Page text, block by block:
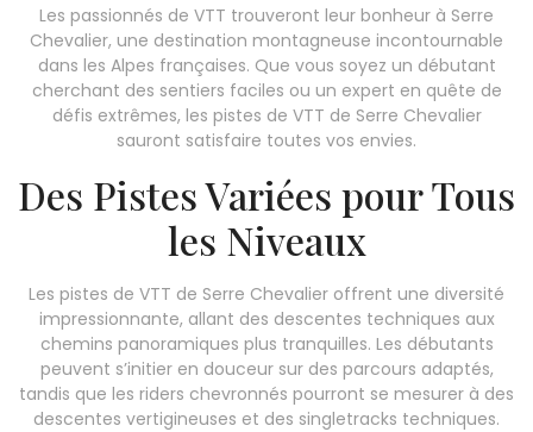
Les passionnés de VTT trouveront leur bonheur à Serre
Chevalier, une destination montagneuse incontournable
dans les Alpes françaises. Que vous soyez un débutant
cherchant des sentiers faciles ou un expert en quête de
défis extrêmes, les pistes de VTT de Serre Chevalier
sauront satisfaire toutes vos envies.
Des Pistes Variées pour Tous
les Niveaux
Les pistes de VTT de Serre Chevalier offrent une diversité
impressionnante, allant des descentes techniques aux
chemins panoramiques plus tranquilles. Les débutants
peuvent s’initier en douceur sur des parcours adaptés,
tandis que les riders chevronnés pourront se mesurer à des
descentes vertigineuses et des singletracks techniques.